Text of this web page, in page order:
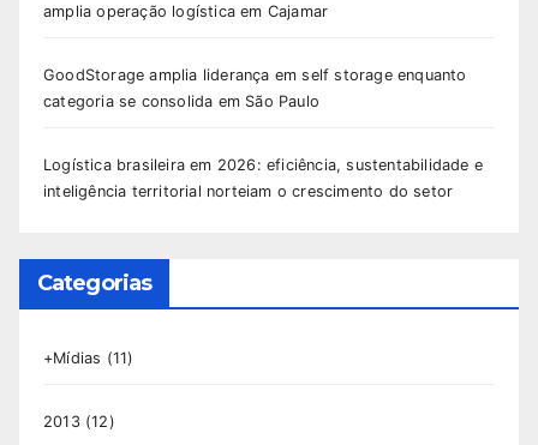
amplia operação logística em Cajamar
GoodStorage amplia liderança em self storage enquanto
categoria se consolida em São Paulo
Logística brasileira em 2026: eficiência, sustentabilidade e
inteligência territorial norteiam o crescimento do setor
Categorias
+Mídias (11)
2013(12)